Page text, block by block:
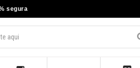
segura